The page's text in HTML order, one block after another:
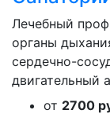
Лечебный
органы
сердечно-
двигательный
от 2700